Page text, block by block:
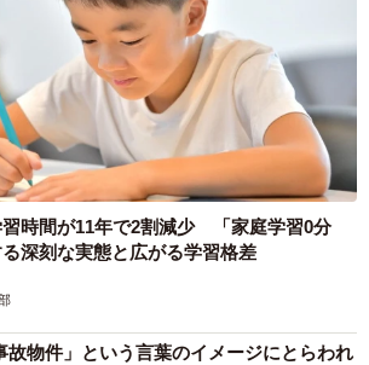
時間が11年で2割減少 「家庭学習0分
深刻な実態と広がる学習格差
故物件」という言葉のイメージにとらわれ